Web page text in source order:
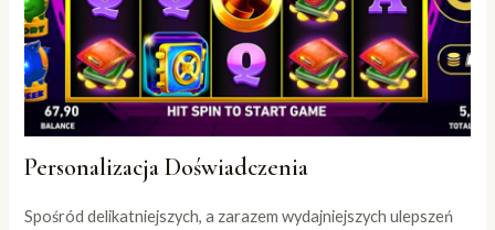
Personalizacja Doświadczenia
Spośród delikatniejszych, a zarazem wydajniejszych ulepszeń